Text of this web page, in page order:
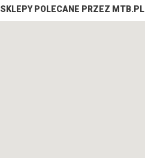
SKLEPY POLECANE PRZEZ MTB.PL